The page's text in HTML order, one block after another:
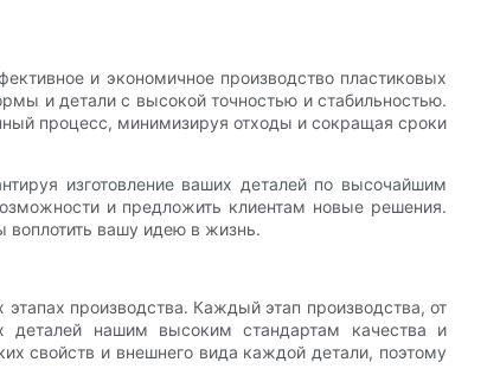
и экономичное производство пластиковых
и детали с высокой точностью и стабильностью.
процесс, минимизируя отходы и сокращая сроки
изготовление ваших деталей по высочайшим
и предложить клиентам новые решения.
воплотить вашу идею в жизнь.
производства. Каждый этап производства, от
деталей нашим высоким стандартам качества и
свойств и внешнего вида каждой детали, поэтому